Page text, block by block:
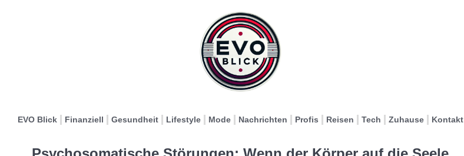
EVO Blick Finanziell Gesundheit Lifestyle Mode Nachrichten Profis Reisen Tech Zuhause Kontakt